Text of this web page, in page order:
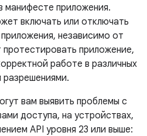
манифесте приложения.
включать или отключать
приложения, независимо от
приложение,
работе в различных
разрешениями.
вам выявить проблемы с
доступа, на устройствах,
API уровня 23 или выше: